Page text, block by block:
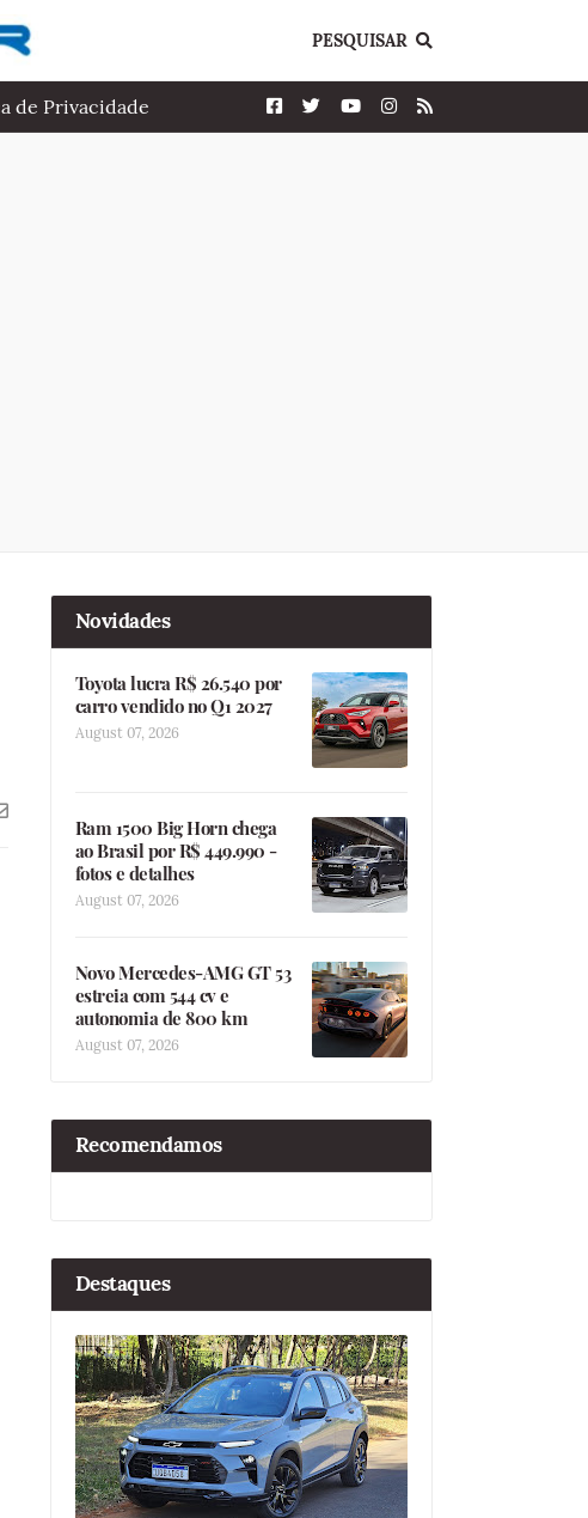
PESQUISAR
de Privacidade
Novidades
Toyota lucra R$ 26.540 por
carro vendido no Q1 2027
August 07, 2026
Ram 1500 Big Horn chega
ao Brasil por R$ 449.990 -
fotos e detalhes
August 07, 2026
Novo Mercedes-AMG GT 53
estreia com 544 cv e
autonomia de 800 km
August 07, 2026
Recomendamos
Destaques